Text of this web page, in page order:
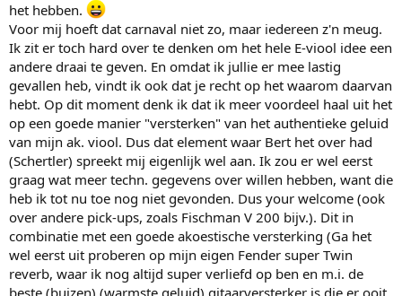
het hebben.
Voor mij hoeft dat carnaval niet zo, maar iedereen z'n meug.
Ik zit er toch hard over te denken om het hele E-viool idee een
andere draai te geven. En omdat ik jullie er mee lastig
gevallen heb, vindt ik ook dat je recht op het waarom daarvan
hebt. Op dit moment denk ik dat ik meer voordeel haal uit het
op een goede manier "versterken" van het authentieke geluid
van mijn ak. viool. Dus dat element waar Bert het over had
(Schertler) spreekt mij eigenlijk wel aan. Ik zou er wel eerst
graag wat meer techn. gegevens over willen hebben, want die
heb ik tot nu toe nog niet gevonden. Dus your welcome (ook
over andere pick-ups, zoals Fischman V 200 bijv.). Dit in
combinatie met een goede akoestische versterking (Ga het
wel eerst uit proberen op mijn eigen Fender super Twin
reverb, waar ik nog altijd super verliefd op ben en m.i. de
beste (buizen) (warmste geluid) gitaarversterker is die er ooit